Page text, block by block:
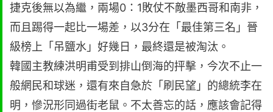
捷克後無以為繼，兩場0：1敗仗不敵墨西哥和南非，
而且踢得一起比一場差，以3分在「最佳第三名」晉
級榜上「吊鹽水」好幾日，最終還是被淘汰。
韓國主教練洪明甫受到排山倒海的抨擊，今次不止一
般網民和球迷，還有來自急於「刷民望」的總統李在
明，慘況形同過街老鼠。不太善忘的話，應該會記得